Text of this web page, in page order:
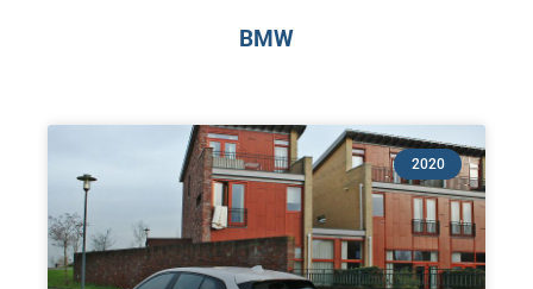
BMW
2020